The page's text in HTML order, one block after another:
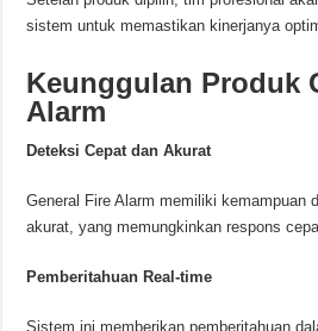
sistem untuk memastikan kinerjanya
Keunggulan Produk
Alarm
Deteksi Cepat dan Akurat
General Fire Alarm memiliki kemampuan
akurat, yang memungkinkan respons
Pemberitahuan Real-time
Sistem ini memberikan pemberitahuan